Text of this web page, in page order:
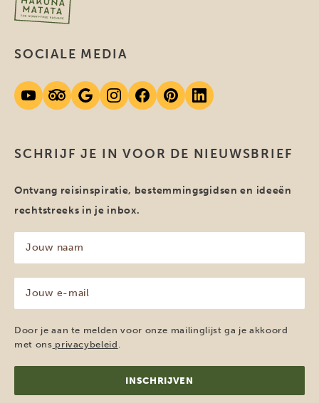
SCHRIJF JE IN VOOR DE NIEUWSBRIEF
Ontvang reisinspiratie, bestemmingsgidsen en ideeën
rechtstreeks in je inbox.
naam
(Vereist)
mailadres
(Vereist)
Door je aan te melden voor onze mailinglijst ga je akkoord
met ons privacybeleid
SOCIALE MEDIA